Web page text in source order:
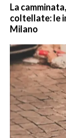
La
coltellate: le
Milano